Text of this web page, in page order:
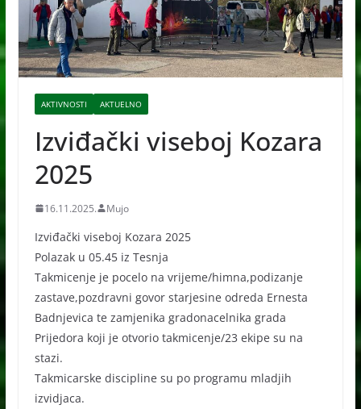
AKTIVNOSTI AKTUELNO
Izviđački viseboj Kozara
2025
16.11.2025. Mujo
Izviđački viseboj Kozara 2025
Polazak u 05.45 iz Tesnja
Takmicenje je pocelo na vrijeme/himna,podizanje
zastave,pozdravni govor starjesine odreda Ernesta
Badnjevica te zamjenika gradonacelnika grada
Prijedora koji je otvorio takmicenje/23 ekipe su na
stazi.
Takmicarske discipline su po programu mladjih
izvidjaca.